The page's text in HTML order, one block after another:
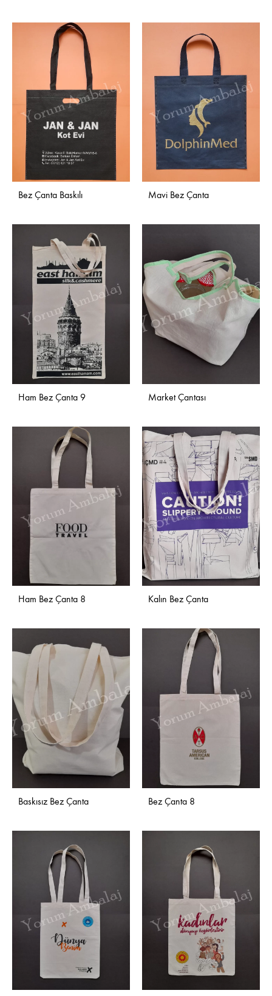
Bez Çanta Baskılı Mavi Bez Çanta
Ham Bez Çanta 9 Market Çantası
Ham Bez Çanta 8 Kalın Bez Çanta
Baskısız Bez Çanta Bez Çanta 8